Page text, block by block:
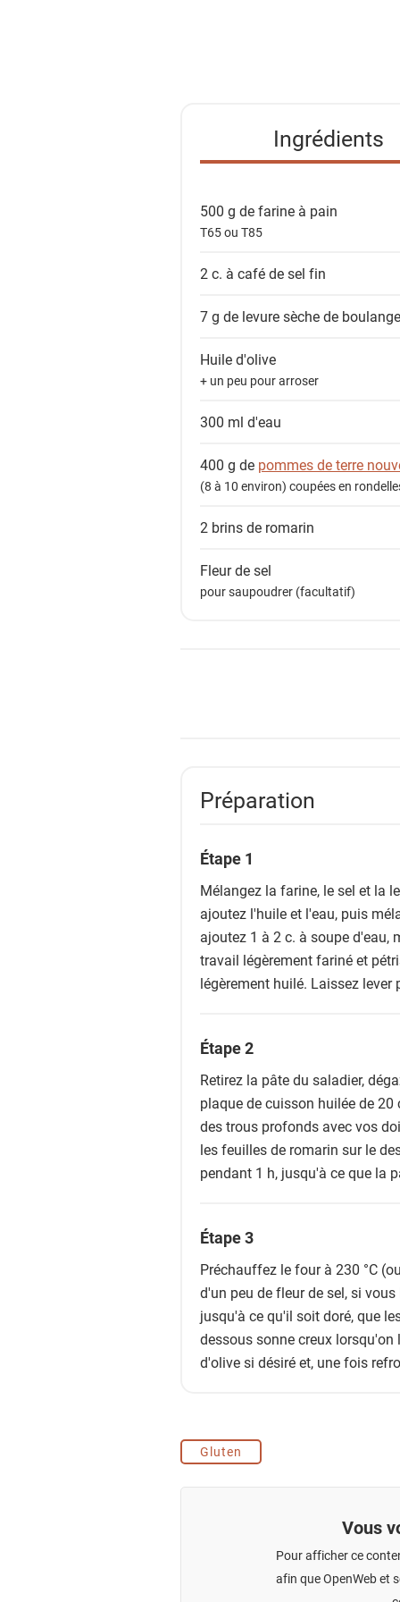
Ingrédients
500 g defarine à pain
T65 ou T85
2 c. à café desel fin
7 g de levure sèche de
Huile d'olive
+ un peu pour arroser
300 ml d'eau
400 g de pommes de terre
(8 à 10 environ) coupées en
2 brins de romarin
Fleur de sel
pour saupoudrer (facultatif)
Préparation
Étape 1
Mélangez la farine, le sel et la
ajoutez l'huile et l'eau, puis
ajoutez 1 à 2 c. à soupe d'eau,
travail légèrement fariné et
légèrement huilé. Laissez
Étape 2
Retirez la pâte du saladier,
plaque de cuisson huilée de
des trous profonds avec vos
les feuilles de romarin sur le
pendant 1 h, jusqu'à ce que la
Étape 3
Préchauffez le four à 230 °C
d'un peu de fleur de sel, si
jusqu'à ce qu'il soit doré, que
dessous sonne creux
d'olive si désiré et, une fois
Gluten
Vous
Pour afficher ce
afin que OpenWeb et